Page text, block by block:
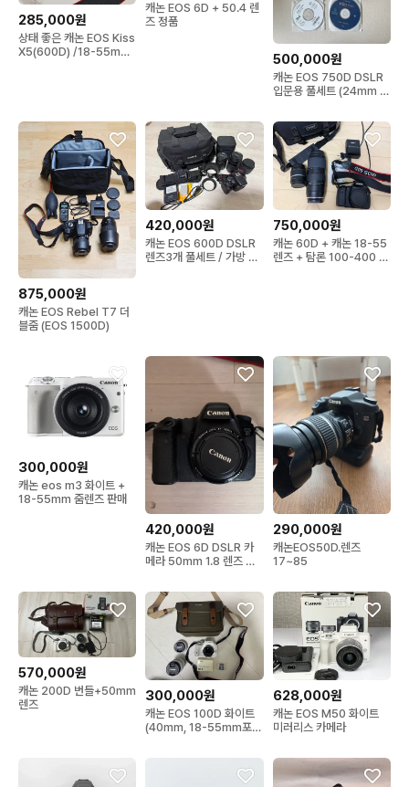
285,000원
상태 좋은 캐논 EOS Kiss
X5(600D) /18-55mm
캐논 EOS 6D + 50.4 렌
즈 정품
500,000원
캐논 EOS 750D DSLR
입문용 풀세트 (24mm 단
875,000원
캐논 EOS Rebel T7 더
블줌 (EOS 1500D)
420,000원
캐논 EOS 600D DSLR
렌즈3개 풀세트 / 가방 배
750,000원
캐논 60D + 캐논 18-55
렌즈 + 탐론 100-400 렌
300,000원
캐논 eos m3 화이트 +
18-55mm 줌렌즈 판매
420,000원
캐논 EOS 6D DSLR 카
메라 50mm 1.8 렌즈 포
290,000원
캐논EOS50D.렌즈
17~85
570,000원
캐논 200D 번들+50mm
렌즈
300,000원
캐논 EOS 100D 화이트
(40mm, 18-55mm포
628,000원
캐논 EOS M50 화이트
미러리스 카메라